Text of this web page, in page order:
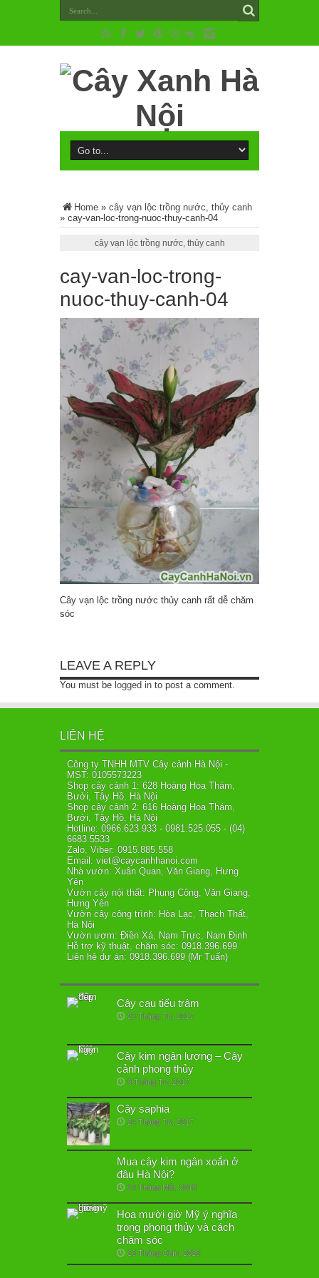
Home » cây vạn lộc trồng nước, thủy canh
» cay-van-loc-trong-nuoc-thuy-canh-04
cây vạn lộc trồng nước, thủy canh
cay-van-loc-trong-
nuoc-thuy-canh-04
Cây vạn lộc trồng nước thủy canh rất dễ chăm
sóc
LEAVE A REPLY
You must be logged in to post a comment.
LIÊN HỆ
Công ty TNHH MTV Cây cảnh Hà Nội -
MST: 0105573223
Shop cây cảnh 1: 628 Hoàng Hoa Thám,
Bưởi, Tây Hồ, Hà Nội
Shop cây cảnh 2: 616 Hoàng Hoa Thám,
Bưởi, Tây Hồ, Hà Nội
Hotline: 0966.623.933 - 0981.525.055 - (04)
6683.5533
Zalo, Viber: 0915.885.558
Email: viet@caycanhhanoi.com
Nhà vườn: Xuân Quan, Văn Giang, Hưng
Yên
Vườn cây nội thất: Phụng Công, Văn Giang,
Hưng Yên
Vườn cây công trình: Hòa Lạc, Thạch Thất,
Hà Nội
Vườn ươm: Điền Xá, Nam Trực, Nam Định
Hỗ trợ kỹ thuật, chăm sóc: 0918.396.699
Liên hệ dự án: 0918.396.699 (Mr Tuấn)
Cây cau tiểu trâm
23 Tháng Tư, 2017
Cây kim ngân lượng – Cây
cảnh phong thủy
9 Tháng Tư, 2017
Cây saphia
24 Tháng Tư, 2017
Mua cây kim ngân xoắn ở
đâu Hà Nội?
16 Tháng Một, 2018
Hoa mười giờ Mỹ ý nghĩa
trong phong thủy và cách
chăm sóc
16 Tháng Chín, 2018